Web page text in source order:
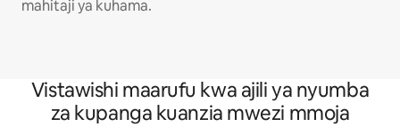
mahitaji ya kuhama.
Vistawishi maarufu kwa ajili ya nyumba
za kupanga kuanzia mwezi mmoja